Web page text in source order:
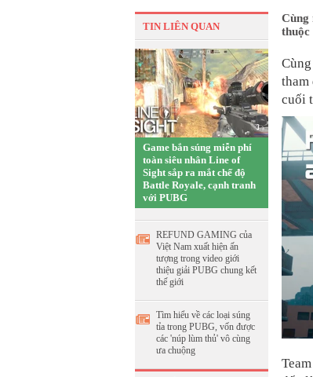
TIN LIÊN QUAN
Game bắn súng miễn phí
toàn siêu nhân Line of
Sight sắp ra mắt chế độ
Battle Royale, cạnh tranh
với PUBG
REFUND GAMING của
Việt Nam xuất hiện ấn
tượng trong video giới
thiệu giải PUBG chung kết
thế giới
Tìm hiểu về các loại súng
tỉa trong PUBG, vốn được
các 'núp lùm thủ' vô cùng
ưa chuộng
Cùng
thuộc
tham
cuối